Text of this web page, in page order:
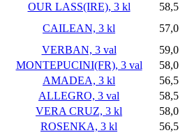
OUR LASS(IRE), 3 kl 58,5
CAILEAN, 3 kl 57,0
VERBAN, 3 val 59,0
MONTEPUCINI(FR), 3 val 58,0
AMADEA, 3 kl 56,5
ALLEGRO, 3 val 58,5
VERA CRUZ, 3 kl 58,0
ROSENKA, 3 kl 56,5